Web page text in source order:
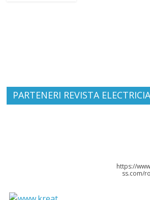
PARTENERI REVISTA
https://
ss.com/